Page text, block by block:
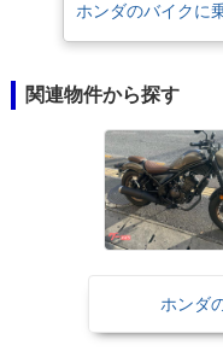
ホンダのバイクに
関連物件から探す
ホンダ